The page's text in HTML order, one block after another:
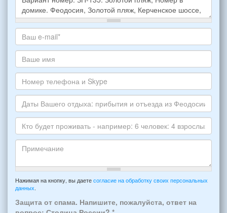
Какое
жилье
хотите
снять,
укажите
пожалуйста
НОМЕР
варианта:
*
Ваш
адрес
электронной
почты
*
Ваше
имя
Номер
телефона
и
Skype
Даты
Вашего
отдыха:
прибытия
отъезда
из
Феодосии:
*
Кто
будет
-
например:
6
человек:
4
Примечание
Нажимая на кнопку, вы даете согласие на обработку своих персональных
данных
Защита от спама. Напишите, пожалуйста, ответ на